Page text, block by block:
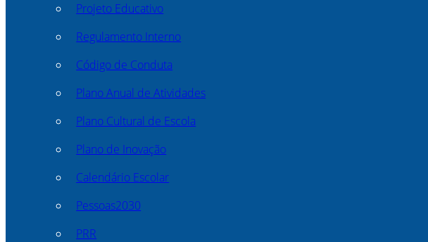
Projeto Educativo
Regulamento Interno
Código de Conduta
Plano Anual de Atividades
Plano Cultural de Escola
Plano de Inovação
Calendário Escolar
Pessoas2030
PRR